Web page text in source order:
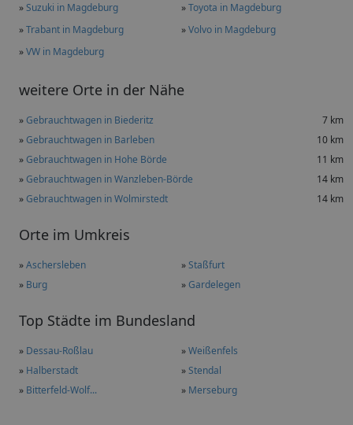
»Suzuki in Magdeburg »Toyota in Magdeburg
»Trabant in Magdeburg »Volvo in Magdeburg
»VW in Magdeburg
weitere Orte in der Nähe
»Gebrauchtwagen in Biederitz
7 km
»Gebrauchtwagen in Barleben
10 km
»Gebrauchtwagen in Hohe Börde
11 km
»Gebrauchtwagen in Wanzleben-Börde
14 km
»Gebrauchtwagen in Wolmirstedt 14 km
Orte im Umkreis
»Aschersleben »Staßfurt
» Burg »Gardelegen
Top Städte im Bundesland
» Dessau-Roßlau »Weißenfels
» Halberstadt »Stendal
» Bitterfeld-Wolf... » Merseburg